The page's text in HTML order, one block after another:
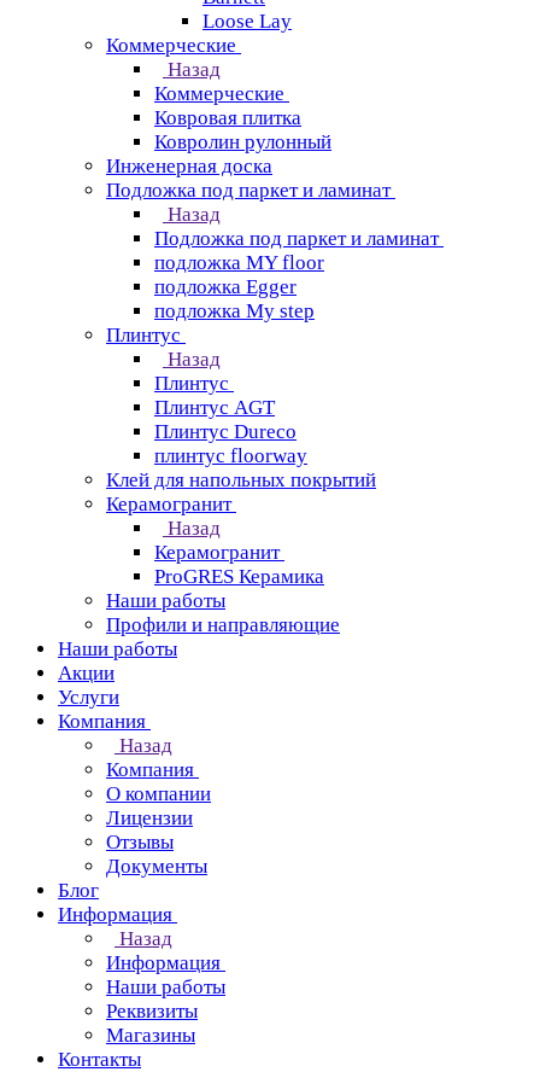
Loose Lay
Коммерческие
Назад
Коммерческие
Ковровая плитка
Ковролин рулонный
Инженерная доска
Подложка под паркет и ламинат
Назад
Подложка под паркет и ламинат
подложка MY floor
подложка Egger
подложка My step
Плинтус
Назад
Плинтус
Плинтус AGT
Плинтус Dureco
плинтус floorway
Клей для напольных покрытий
Керамогранит
Назад
Керамогранит
ProGRES Керамика
Наши работы
Профили и направляющие
Наши работы
Акции
Услуги
Компания
Назад
Компания
О компании
Лицензии
Отзывы
Документы
Блог
Информация
Назад
Информация
Наши работы
Реквизиты
Магазины
Контакты